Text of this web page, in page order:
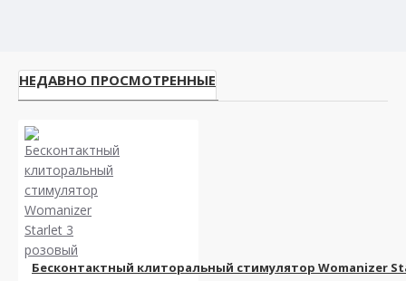
НЕДАВНО ПРОСМОТРЕННЫЕ
Бесконтактный клиторальный стимулятор Womanizer